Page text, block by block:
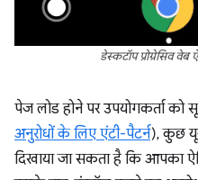
डेस्कटॉप प्रोग्रेसिव
पेज लोड होने पर उपयोगकर्ता को
अनुरोधों के लिए एंटी-पैटर्न), कुछ
दिखाया जा सकता है कि आपका